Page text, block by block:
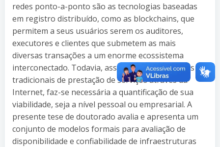
redes ponto-a-ponto são as tecnologias baseadas
em registro distribuído, como as blockchains, que
permitem a seus usuários serem os auditores,
executores e clientes que submetem as mais
diversas transações a um enorme ecossistema
interconectado. Todavia, assim como em modelos
tradicionais de prestação de serviços através da
Internet, faz-se necessária a quantificação de sua
viabilidade, seja a nível pessoal ou empresarial. A
presente tese de doutorado avalia e apresenta um
conjunto de modelos formais para avaliação de
disponibilidade e confiabilidade de infraestruturas